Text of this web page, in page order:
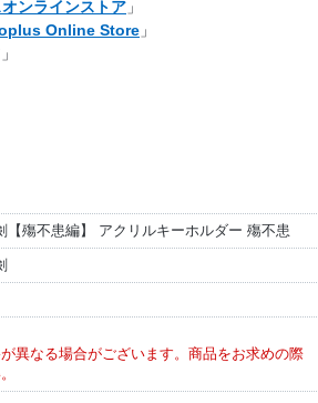
ンラインストア 」
Online Store 」
【殤不患編】 アクリルキーホルダー 殤不患
異なる場合がございます。商品をお求めの際